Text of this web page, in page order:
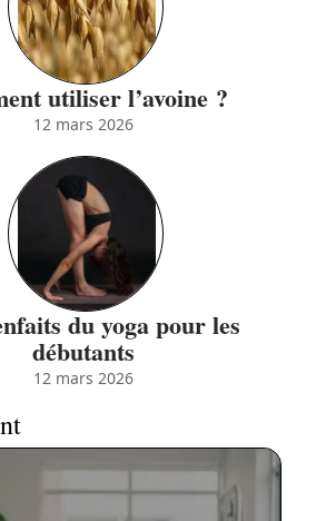
utiliser l’avoine ?
12 mars 2026
du yoga pour les
débutants
12 mars 2026